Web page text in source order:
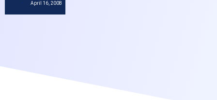
April 16, 2008